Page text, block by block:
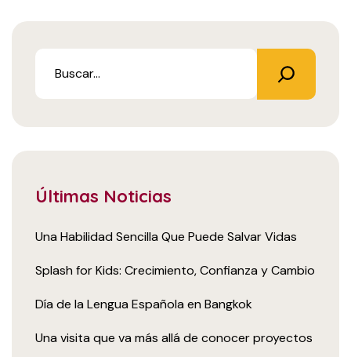
Últimas Noticias
Una Habilidad Sencilla Que Puede Salvar Vidas
Splash for Kids: Crecimiento, Confianza y Cambio
Día de la Lengua Española en Bangkok
Una visita que va más allá de conocer proyectos